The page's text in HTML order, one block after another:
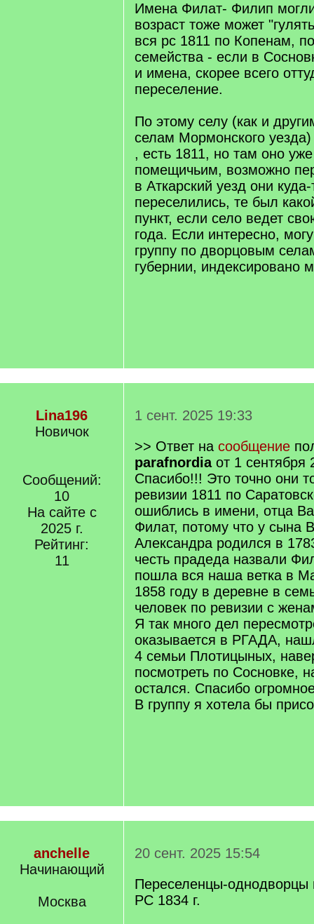
Имена Филат- Филип
возраст тоже может
вся рс 1811 по Копенам,
семейства - если в
и имена, скорее всего
переселение.
По этому селу (как и
селам Мормонского
, есть 1811, но там оно
помещичьим, возможно
в Аткарский уезд они
переселились, те был
пункт, если село ведет
года. Если интересно,
группу по дворцовым
губернии, индексировано
Lina196
Новичок
Сообщений:
10
На сайте с
2025 г.
Рейтинг:
11
1 сент. 2025 19:33
>> Ответ на сообщение
parafnordiaот 1 сентября
Спасибо!!! Это точно они
ревизии 1811 по
ошиблись в имени, отца
Филат, потому что у сына
Александра родился в
честь прадеда назвали
пошла вся наша ветка в
1858 году в деревне в
человек по ревизии с
Я так много дел
оказывается в РГАДА,
4 семьи Плотицыных,
посмотреть по Сосновке,
остался. Спасибо
В группу я хотела бы
anchelle
Начинающий
Москва
20 сент. 2025 15:54
Переселенцы-однодворцы
РС 1834 г.